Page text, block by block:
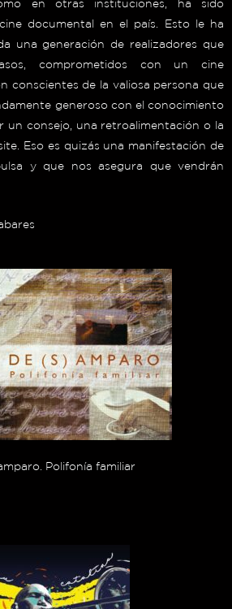
en otras instituciones, ha sido
documental en el país. Esto le ha
una generación de realizadores que
comprometidos con un cine
conscientes de la valiosa persona que
generoso con el conocimiento
un consejo, una retroalimentación o la
Eso es quizás una manifestación de
y que nos asegura que vendrán
Polifonía familiar